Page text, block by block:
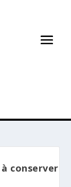
conserver